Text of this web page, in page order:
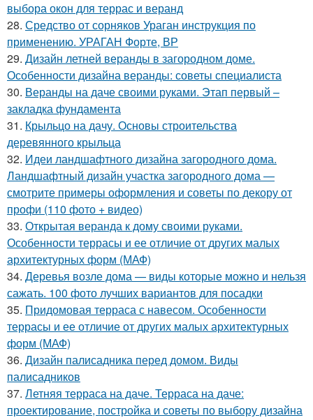
выбора окон для террас и веранд
28. Средство от сорняков Ураган инструкция по
применению. УРАГАН Форте, ВР
29. Дизайн летней веранды в загородном доме.
Особенности дизайна веранды: советы специалиста
30. Веранды на даче своими руками. Этап первый –
закладка фундамента
31. Крыльцо на дачу. Основы строительства
деревянного крыльца
32. Идеи ландшафтного дизайна загородного дома.
Ландшафтный дизайн участка загородного дома —
смотрите примеры оформления и советы по декору от
профи (110 фото + видео)
33. Открытая веранда к дому своими руками.
Особенности террасы и ее отличие от других малых
архитектурных форм (МАФ)
34. Деревья возле дома — виды которые можно и нельзя
сажать. 100 фото лучших вариантов для посадки
35. Придомовая терраса с навесом. Особенности
террасы и ее отличие от других малых архитектурных
форм (МАФ)
36. Дизайн палисадника перед домом. Виды
палисадников
37. Летняя терраса на даче. Терраса на даче:
проектирование, постройка и советы по выбору дизайна